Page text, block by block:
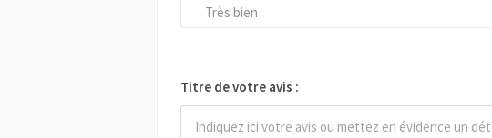
Très bien
Titre de votre avis :